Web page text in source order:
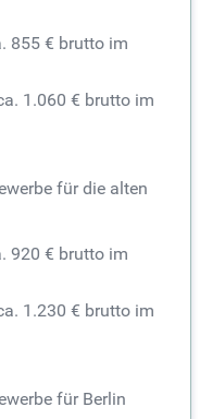
855 € brutto im
1.060 € brutto im
für die alten
920 € brutto im
1.230 € brutto im
für Berlin